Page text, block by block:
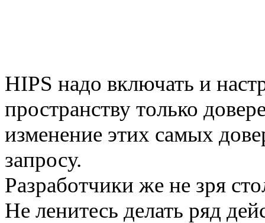
HIPS надо включать и
пространству только
изменение этих самых
запросу.
Разработчики же не зря
Не ленитесь делать ряд